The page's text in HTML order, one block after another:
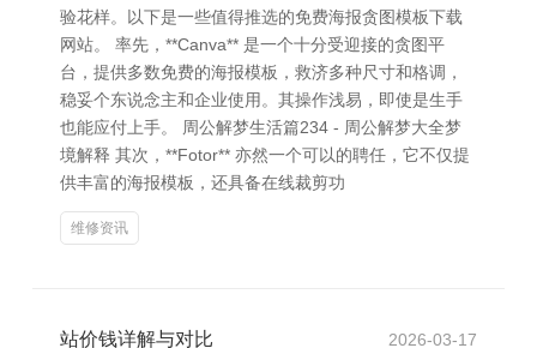
验花样。以下是一些值得推选的免费海报贪图模板下载
网站。 率先，**Canva** 是一个十分受迎接的贪图平
台，提供多数免费的海报模板，救济多种尺寸和格调，
稳妥个东说念主和企业使用。其操作浅易，即使是生手
也能应付上手。 周公解梦生活篇234 - 周公解梦大全梦
境解释 其次，**Fotor** 亦然一个可以的聘任，它不仅提
供丰富的海报模板，还具备在线裁剪功
维修资讯
站价钱详解与对比 2026-03-17